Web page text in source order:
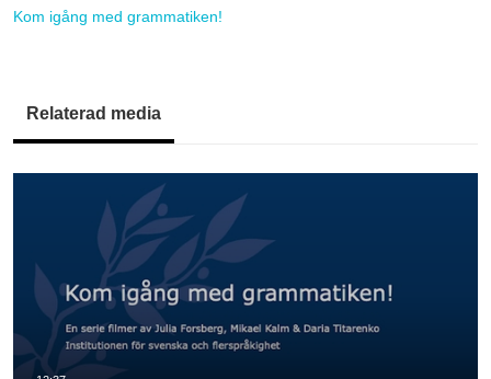
Kom igång med grammatiken!
Relaterad media